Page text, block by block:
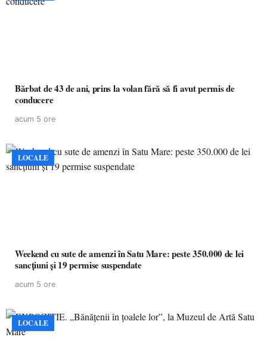
Bărbat de 43 de ani, prins la volan fără să fi avut permis de
conducere
acum 5 ore
LOCALE
Weekend cu sute de amenzi în Satu Mare: peste 350.000 de lei
sancțiuni și 19 permise suspendate
acum 5 ore
LOCALE